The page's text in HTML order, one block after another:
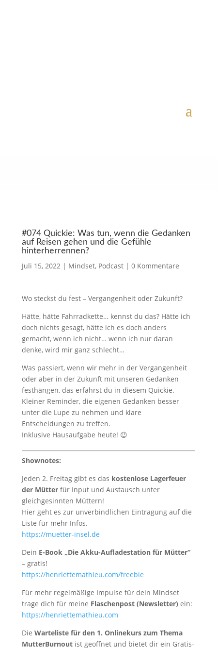
#074 Quickie: Was tun, wenn die Gedanken
auf Reisen gehen und die Gefühle
hinterherrennen?
Juli 15, 2022| Mindset, Podcast| 0 Kommentare
Wo steckst du fest – Vergangenheit oder Zukunft?
Hätte, hätte Fahrradkette… kennst du das? Hätte ich
doch nichts gesagt, hätte ich es doch anders
gemacht, wenn ich nicht… wenn ich nur daran
denke, wird mir ganz schlecht…
Was passiert, wenn wir mehr in der Vergangenheit
oder aber in der Zukunft mit unseren Gedanken
festhängen, das erfährst du in diesem Quickie.
Kleiner Reminder, die eigenen Gedanken besser
unter die Lupe zu nehmen und klare
Entscheidungen zu treffen.
Inklusive Hausaufgabe heute! 😉
Shownotes:
Jeden 2. Freitag gibt es das kostenlose Lagerfeuer
der Mütterfür Input und Austausch unter
gleichgesinnten Müttern!
Hier geht es zur unverbindlichen Eintragung auf die
Liste für mehr Infos.
https://muetter-insel.de
Dein E-Book „Die Akku-Aufladestation für Mütter“
– gratis!
https://henriettemathieu.com/freebie
Für mehr regelmäßige Impulse für dein Mindset
trage dich für meine Flaschenpost (Newsletter) ein:
https://henriettemathieu.com
Die Warteliste für den 1. Onlinekurs zum Thema
MutterBurnoutist geöffnet und bietet dir ein Gratis-